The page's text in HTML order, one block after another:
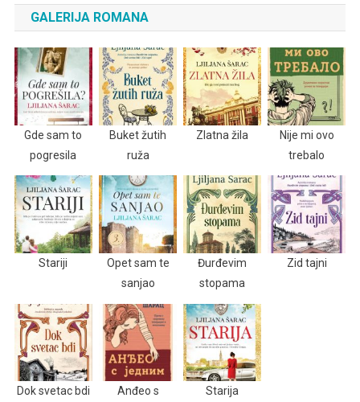
GALERIJA ROMANA
Gde sam to
pogresila
Buket žutih
ruža
Zlatna žila
Nije mi ovo
trebalo
Stariji
Opet sam te
sanjao
Đurđevim
stopama
Zid tajni
Dok svetac bdi
Anđeo s
Starija